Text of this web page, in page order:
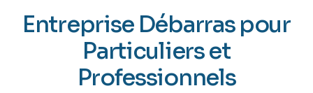
Entreprise Débarras pour
Particuliers et
Professionnels